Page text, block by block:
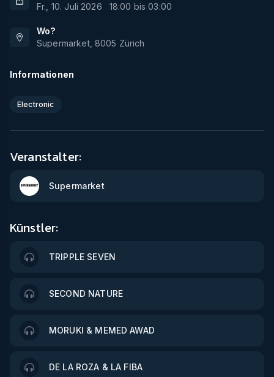
Fr., 10. Juli 2026
18:00 bis03:00
Wo?
Supermarket, 8005 Zürich
Informationen
Electronic
Veranstalter:
Supermarket
Künstler:
TRIPPLE SEVEN
SECOND NATURE
MORUKI & MEMED AWAD
DE LA ROZA & LA FIBA